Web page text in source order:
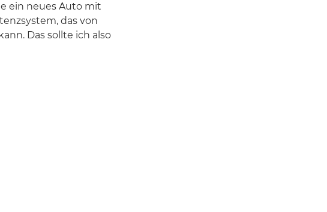
ein neues Auto mit
das von
Das sollte ich also